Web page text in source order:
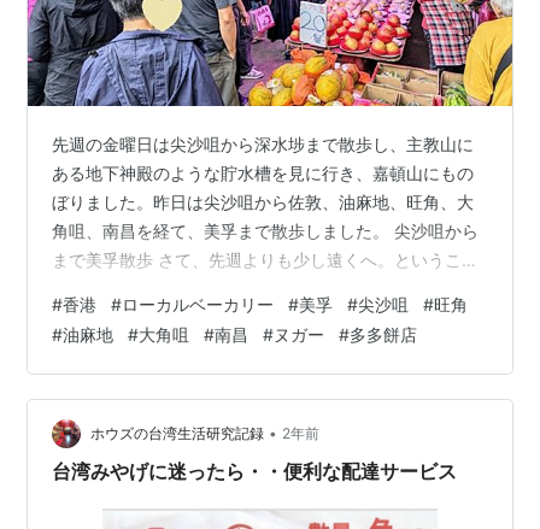
先週の金曜日は尖沙咀から深水埗まで散歩し、主教山に
ある地下神殿のような貯水槽を見に行き、嘉頓山にもの
ぼりました。昨日は尖沙咀から佐敦、油麻地、旺角、大
角咀、南昌を経て、美孚まで散歩しました。 尖沙咀から
まで美孚散歩 さて、先週よりも少し遠くへ。ということ
美孚 Mei Foo（メイフー）まで歩きました。 尖沙咀から
まで美孚散歩 大体どれくらい時間がかかるかな？と思っ
て調べました。この時すでにMira Mall（ミラモール）ま
で歩いてきていたので、そこからだとグーグル先生によ
ると最短で1時間38分。今回は深水埗 Sham Shui …
#香港 #ローカルベーカリー #美孚 #尖沙咀 #旺角
#油麻地 #大角咀 #南昌 #ヌガー #多多餅店
ホウズの台湾生活研究記録 • 2年前
台湾みやげに迷ったら・・便利な配達サービス